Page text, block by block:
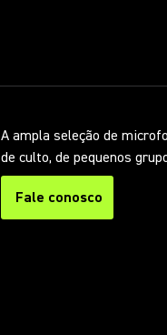
A ampla seleção de
de culto, de pequenos
Fale conosco